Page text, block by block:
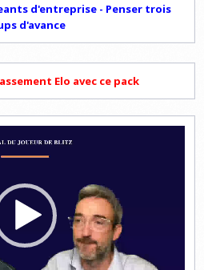
d'entreprise - Penser trois
d'avance
Elo avec ce pack